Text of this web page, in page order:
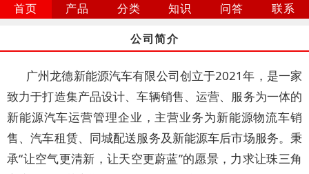
首页 产品 分类 知识 问答
联系
公司简介
广州龙德新能源汽车有限公司创立于2021年，是一家
致力于打造集产品设计、车辆销售、运营、服务为一体的
新能源汽车运营管理企业，主营业务为新能源物流车销
售、汽车租赁、同城配送服务及新能源车后市场服务。秉
承“让空气更清新，让天空更蔚蓝”的愿景，力求让珠三角